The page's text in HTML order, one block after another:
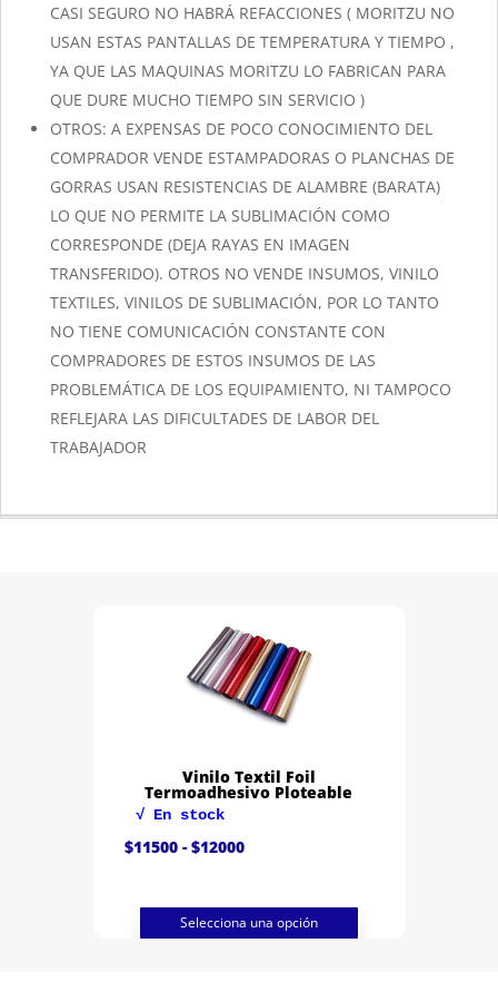
CASI SEGURO NO HABRÁ REFACCIONES ( MORITZU NO
USAN ESTAS PANTALLAS DE TEMPERATURA Y TIEMPO ,
YA QUE LAS MAQUINAS MORITZU LO FABRICAN PARA
QUE DURE MUCHO TIEMPO SIN SERVICIO )
OTROS: A EXPENSAS DE POCO CONOCIMIENTO DEL
COMPRADOR VENDE ESTAMPADORAS O PLANCHAS DE
GORRAS USAN RESISTENCIAS DE ALAMBRE (BARATA)
LO QUE NO PERMITE LA SUBLIMACIÓN COMO
CORRESPONDE (DEJA RAYAS EN IMAGEN
TRANSFERIDO). OTROS NO VENDE INSUMOS, VINILO
TEXTILES, VINILOS DE SUBLIMACIÓN, POR LO TANTO
NO TIENE COMUNICACIÓN CONSTANTE CON
COMPRADORES DE ESTOS INSUMOS DE LAS
PROBLEMÁTICA DE LOS EQUIPAMIENTO, NI TAMPOCO
REFLEJARA LAS DIFICULTADES DE LABOR DEL
TRABAJADOR
Vinilo Textil Foil
Termoadhesivo Ploteable
√ En stock
$11500 - $12000Rango
de
hasta
$12000
Selecciona una opción